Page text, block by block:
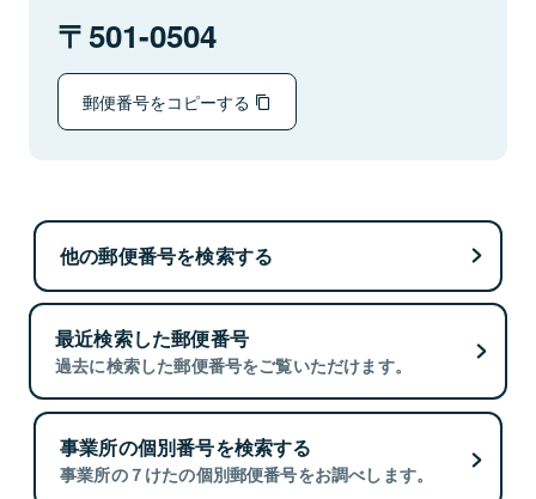
501-0504
郵便番号をコピーする
他の郵便番号を検索する
最近検索した郵便番号
過去に検索した郵便番号をご覧いただけます。
事業所の個別番号を検索する
事業所の７けたの個別郵便番号をお調べします。